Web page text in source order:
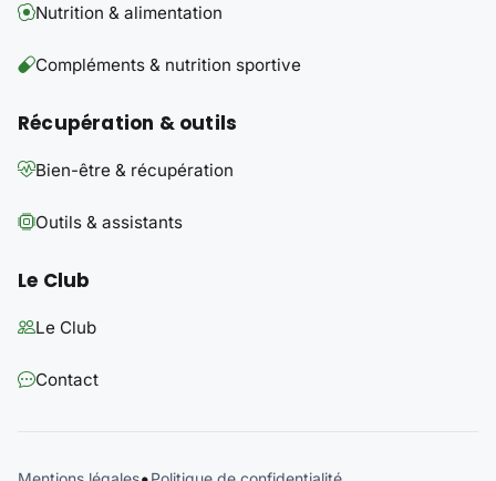
Nutrition & alimentation
Compléments & nutrition sportive
Récupération & outils
Bien-être & récupération
Outils & assistants
Le Club
Le Club
Contact